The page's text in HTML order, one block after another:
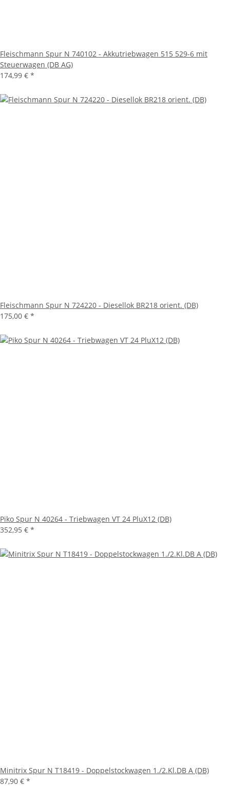
Fleischmann Spur N 740102 - Akkutriebwagen 515 529-6 mit
Steuerwagen (DB AG)
174,99 € *
Fleischmann Spur N 724220 - Diesellok BR218 orient. (DB)
175,00 € *
Piko Spur N 40264 - Triebwagen VT 24 PluX12 (DB)
352,95 € *
Minitrix Spur N T18419 - Doppelstockwagen 1./2.Kl.DB A (DB)
87,90 € *